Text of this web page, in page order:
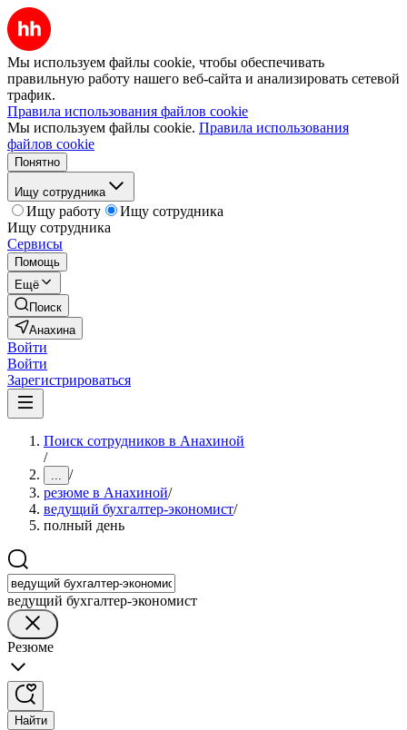
Мы используем файлы cookie, чтобы обеспечивать
правильную работу нашего веб-сайта и анализировать сетевой
трафик.
Правила использования файлов cookie
Мы используем файлы cookie. Правила использования
файлов cookie
Понятно
Ищу сотрудника
Ищу работу
Ищу сотрудника
Ищу сотрудника
Сервисы
Помощь
Ещё
Поиск
Анахина
Войти
Войти
Зарегистрироваться
Поиск сотрудников в Анахиной
/
... /
резюме в Анахиной/
ведущий бухгалтер-экономист/
полный день
ведущий бухгалтер-экономист
Резюме
Найти